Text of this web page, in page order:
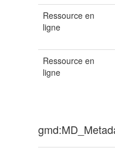
Ressource en
ligne
Ressource en
ligne